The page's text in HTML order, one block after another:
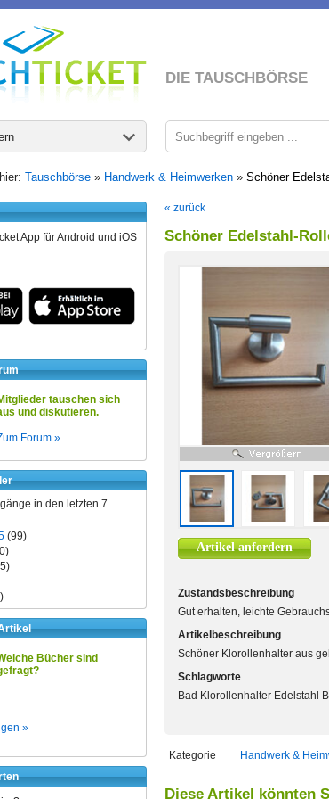
DIE TAUSCHBÖRSE
Tauschbörse » Handwerk & Heimwerken » Schöner
App für Android und iOS
tauschen sich
und diskutieren.
Forum »
in den letzten 7
(99)
Bücher sind
»
« zurück
Schöner Edelstahl-
Artikel anfordern
Zustandsbeschreibung
Gut erhalten, leichte
Artikelbeschreibung
Schöner Klorollenhalter aus
Schlagworte
Bad Klorollenhalter Edelstahl
Kategorie Handwerk &
Diese Artikel könnten